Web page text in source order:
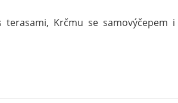
terasami, Krčmu se samovýčepem